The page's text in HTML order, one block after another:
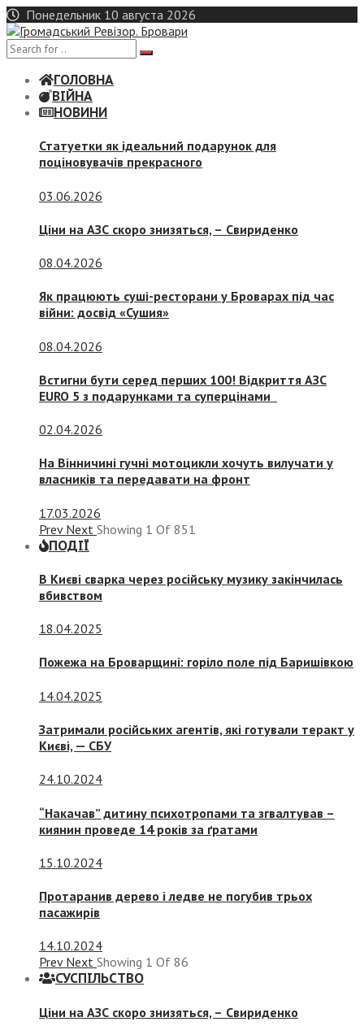
Skip
to
content
Понедельник 10 августа 2026
ГОЛОВНА
ВІЙНА
НОВИНИ
Статуетки як ідеальний подарунок для
поціновувачів прекрасного
03.06.2026
Ціни на АЗС скоро знизяться, – Свириденко
08.04.2026
Як працюють суші-ресторани у Броварах під час
війни: досвід «Сушия»
08.04.2026
Встигни бути серед перших 100! Відкриття АЗС
EURO 5 з подарунками та суперцінами
02.04.2026
На Вінничині гучні мотоцикли хочуть вилучати у
власників та передавати на фронт
17.03.2026
Prev Next Showing 1 Of 851
ПОДІЇ
В Києві сварка через російську музику закінчилась
вбивством
18.04.2025
Пожежа на Броварщині: горіло поле під Баришівкою
14.04.2025
Затримали російських агентів, які готували теракт у
Києві, — СБУ
24.10.2024
“Накачав” дитину психотропами та згвалтував –
киянин проведе 14 років за ґратами
15.10.2024
Протаранив дерево і ледве не погубив трьох
пасажирів
14.10.2024
Prev Next Showing 1 Of 86
СУСПIЛЬСТВО
Ціни на АЗС скоро знизяться, – Свириденко